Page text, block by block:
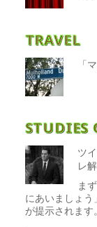
TRAVEL
「
STUDIES
ツ
レ
ま
にあいましょう
が提示されます。